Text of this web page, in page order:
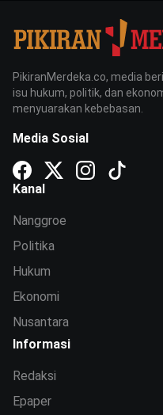
PikiranMerdeka.co, media
isu hukum, politik, dan
menyuarakan kebebasan.
Media Sosial
Kanal
Nanggroe
Politika
Hukum
Ekonomi
Nusantara
Informasi
Redaksi
Epaper